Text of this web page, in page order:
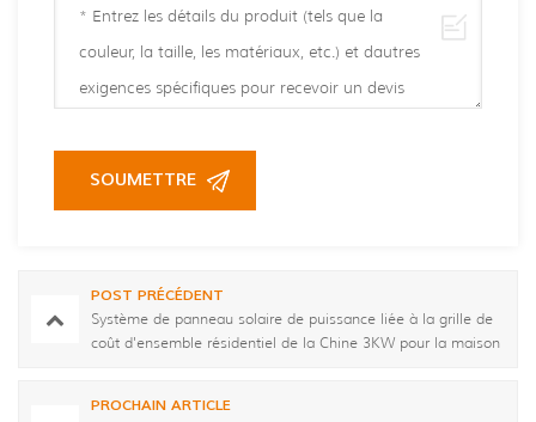
POST PRÉCÉDENT
Système de panneau solaire de puissance liée à la grille de
coût d'ensemble résidentiel de la Chine 3KW pour la maison
PROCHAIN ARTICLE